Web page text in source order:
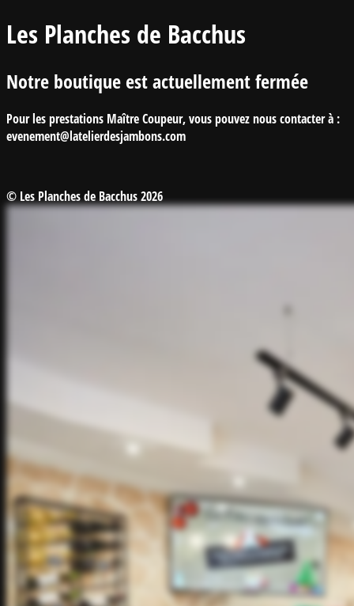
Les Planches de Bacchus
Notre boutique est actuellement fermée
Pour les prestations Maître Coupeur, vous pouvez nous contacter à :
evenement@latelierdesjambons.com
© Les Planches de Bacchus 2026